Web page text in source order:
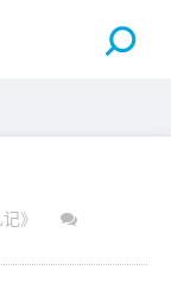
记》